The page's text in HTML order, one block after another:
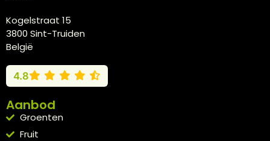
Kogelstraat 15
3800 Sint-Truiden
België
4.8
Aanbod
Groenten
Fruit